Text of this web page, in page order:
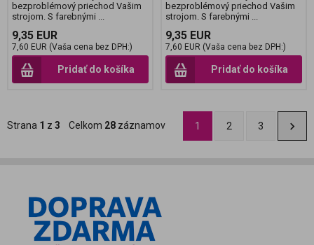
bezproblémový priechod Vašim
strojom. S farebnými ...
9,35 EUR
7,60 EUR (Vaša cena bez DPH:)
Pridať do košíka
bezproblémový priechod Vašim
strojom. S farebnými ...
9,35 EUR
7,60 EUR (Vaša cena bez DPH:)
Pridať do košíka
Strana 1 z 3 Celkom 28 záznamov 1 2 3